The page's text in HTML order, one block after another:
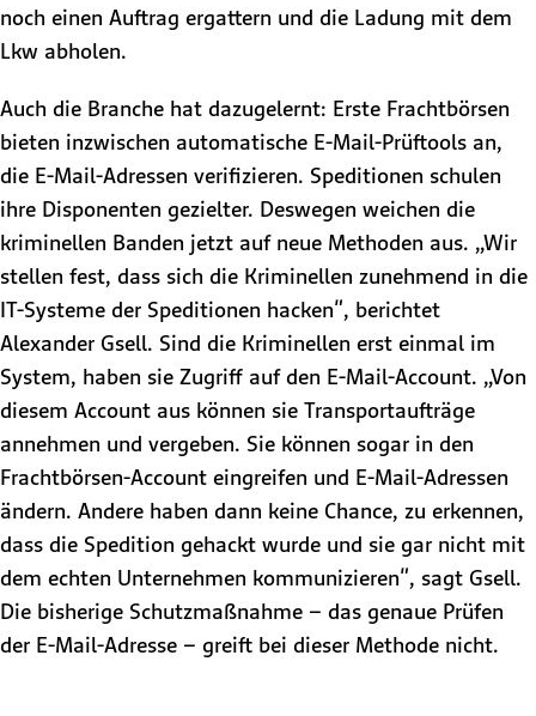
noch einen Auftrag ergattern und die Ladung mit dem
Lkw abholen.
Auch die Branche hat dazugelernt: Erste Frachtbörsen
bieten inzwischen automatische E-Mail-Prüftools an,
die E-Mail-Adressen verifizieren. Speditionen schulen
ihre Disponenten gezielter. Deswegen weichen die
kriminellen Banden jetzt auf neue Methoden aus. „Wir
stellen fest, dass sich die Kriminellen zunehmend in die
IT-Systeme der Speditionen hacken", berichtet
Alexander Gsell. Sind die Kriminellen erst einmal im
System, haben sie Zugriff auf den E-Mail-Account. „Von
diesem Account aus können sie Transportaufträge
annehmen und vergeben. Sie können sogar in den
Frachtbörsen-Account eingreifen und E-Mail-Adressen
ändern. Andere haben dann keine Chance, zu erkennen,
dass die Spedition gehackt wurde und sie gar nicht mit
dem echten Unternehmen kommunizieren", sagt Gsell.
Die bisherige Schutzmaßnahme – das genaue Prüfen
der E-Mail-Adresse – greift bei dieser Methode nicht.